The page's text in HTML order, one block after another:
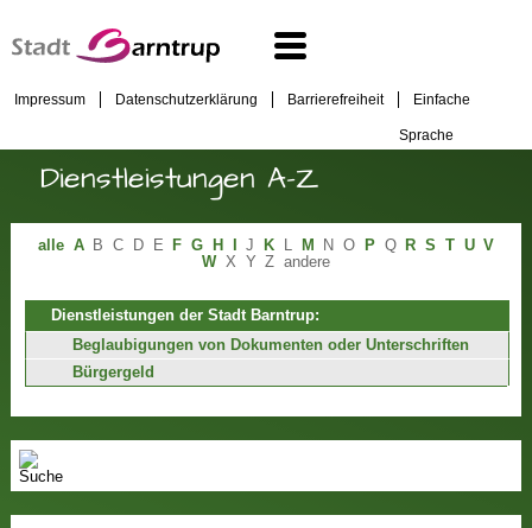
Impressum Datenschutzerklärung Barrierefreiheit Einfache
Sprache
Dienstleistungen A-Z
alle A B C D E F G H J K L M N O P Q R S T U V
W X Y Z andere
Dienstleistungen der Stadt Barntrup:
Beglaubigungen von Dokumenten oder Unterschriften
Bürgergeld